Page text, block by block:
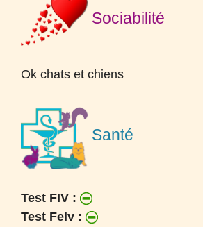
Sociabilité
Ok chats et chiens
Santé
Test FIV :
Test Felv :